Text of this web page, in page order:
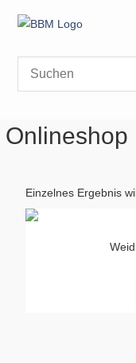
Inhalt
Onlineshop
Einzelnes Ergebnis